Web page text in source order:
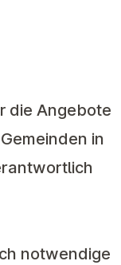
die Angebote
in
notwendige